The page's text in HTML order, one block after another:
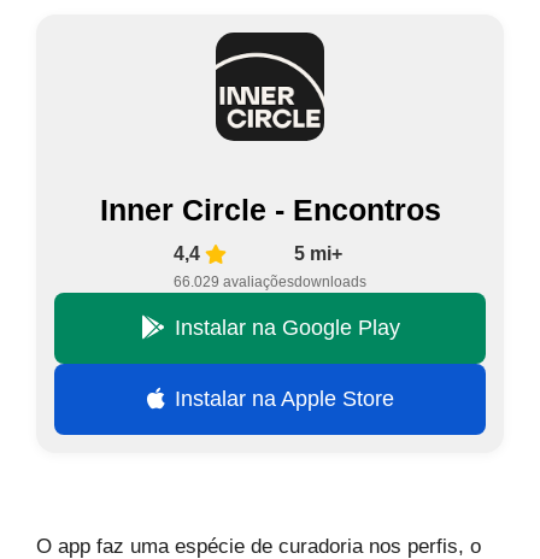
Inner Circle - Encontros
4,4
66.029 avaliações
5 mi+
downloads
Instalar na Google Play
Instalar na Apple Store
O app faz uma espécie de curadoria nos perfis, o